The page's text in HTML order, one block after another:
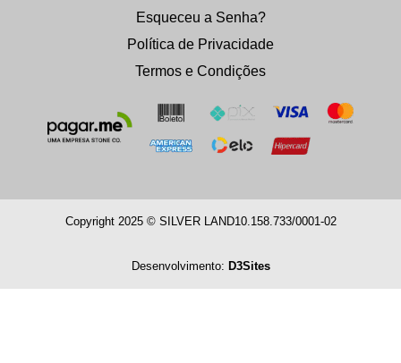
Esqueceu a Senha?
Política de Privacidade
Termos e Condições
Copyright 2025 © SILVER LAND10.158.733/0001-02
Desenvolvimento: D3Sites